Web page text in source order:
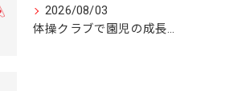
2026/08/03
体操クラブで園児の成長を育む奈良県の体操教室選びガイド